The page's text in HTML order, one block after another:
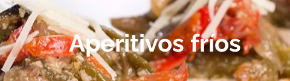
Aperitivos fríos